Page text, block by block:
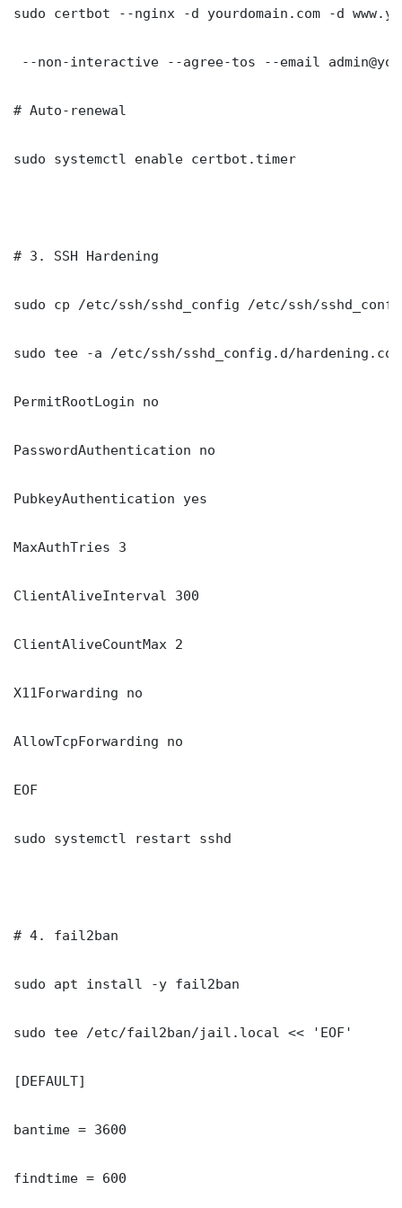
sudo certbot --nginx -d yourdomain.com -d
--non-interactive --agree-tos --email
# Auto-renewal
sudo systemctl enable certbot.timer
# 3. SSH Hardening
sudo cp /etc/ssh/sshd_config /etc/ssh/
sudo tee -a /etc/ssh/sshd_config.d/
PermitRootLogin no
PasswordAuthentication no
PubkeyAuthentication yes
MaxAuthTries 3
ClientAliveInterval 300
ClientAliveCountMax 2
X11Forwarding no
AllowTcpForwarding no
EOF
sudo systemctl restart sshd
# 4. fail2ban
sudo apt install -y fail2ban
sudo tee /etc/fail2ban/jail.local << 'EOF'
[DEFAULT]
bantime = 3600
findtime = 600